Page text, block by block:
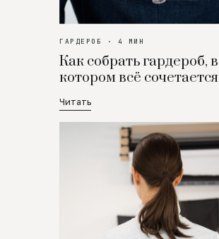
ГАРДЕРОБ · 4 МИН
Как собрать гардероб, в
котором всё сочетается
Читать